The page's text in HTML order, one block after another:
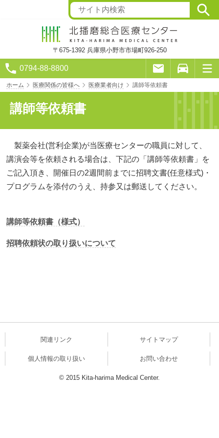
ホーム 医療関係の皆様へ 医療業者向け 講師等依頼書
講師等依頼書
製薬会社(営利企業)が当医療センターの職員に対して、
講演会等を依頼される場合は、下記の「講師等依頼書」を
ご記入頂き、開催日の2週間前までに招聘文書(任意様式)・
プログラムを添付のうえ、持参又は郵送してください。
講師等依頼書（様式）
招聘依頼状の取り扱いについて
関連リンク サイトマップ
個人情報の取り扱い お問い合わせ
© 2015 Kita-harima Medical Center.
〒675-1392 兵庫県小野市市場町926-250
0794-88-8800